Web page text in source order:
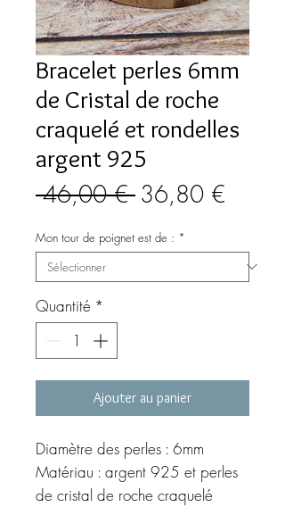
Bracelet perles 6mm
de Cristal de roche
craquelé et rondelles
argent 925
46,00 € Prix
36,80 €
Mon tour de poignet est de : *
Quantité *
Ajouter au panier
Diamètre des perles : 6mm
Matériau : argent 925 et perles
de cristal de roche craquelé